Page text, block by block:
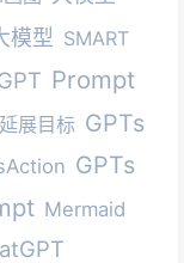
模型 SMART
Prompt
延展目标 GPTs
GPTs
Mermaid